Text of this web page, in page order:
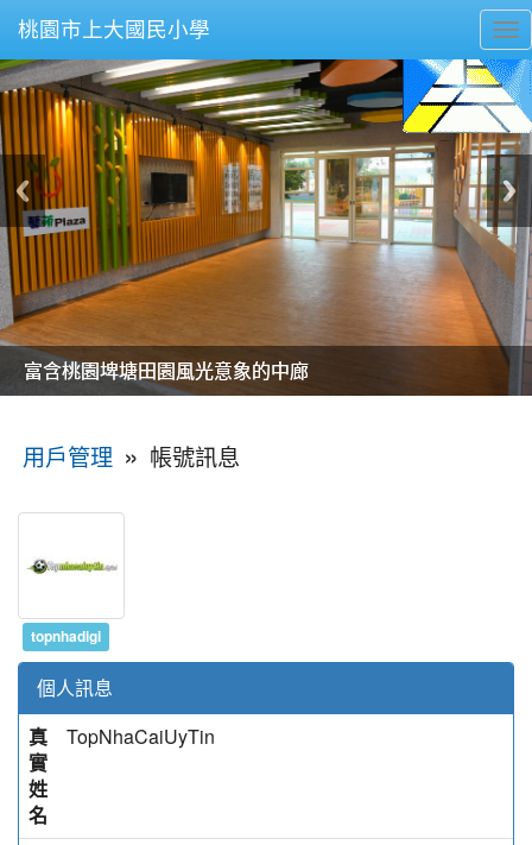
桃園市上大國民小學
美麗的操場是我們活力的來源
美麗的操場是我們活力的來源
煥然一新的小司令台
煥然一新的小司令台
富含桃園埤塘田園風光意象的中廊
富含桃園埤塘田園風光意象的中廊
嶄新的中庭廣場
嶄新的中庭廣場
水生池生生不息
水生池生生不息
用戶管理 » 帳號訊息
topnhadigi
個人訊息
真
實
姓
名
TopNhaCaiUyTin